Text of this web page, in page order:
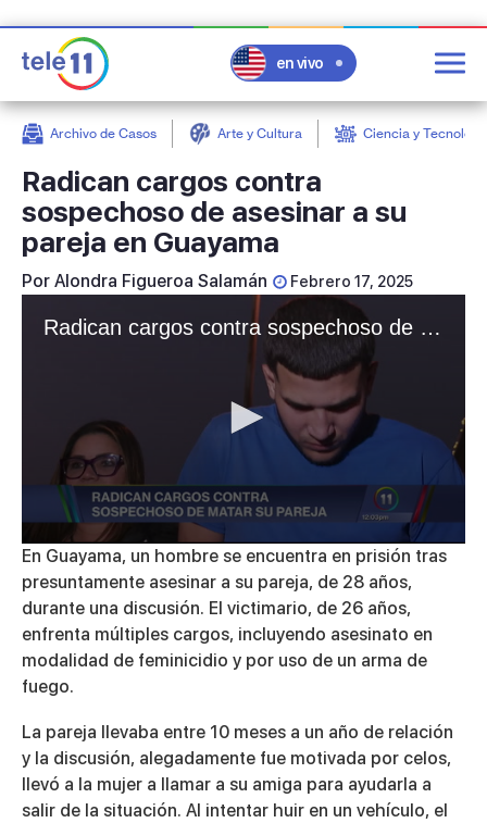
en vivo
Archivo de Casos Arte y Cultura Ciencia y
Radican cargos contra
sospechoso de asesinar a su
pareja en Guayama
Por Alondra Figueroa Salamán Febrero 17, 2025
Radican cargos contra sospechoso de asesinar a su pareja en Guayama
0
seconds
of
3
35
seconds
En Guayama, un hombre se encuentra en prisión tras
presuntamente asesinar a su pareja, de 28 años,
durante una discusión. El victimario, de 26 años,
enfrenta múltiples cargos, incluyendo asesinato en
modalidad de feminicidio y por uso de un arma de
fuego.
La pareja llevaba entre 10 meses a un año de relación
y la discusión, alegadamente fue motivada por celos,
llevó a la mujer a llamar a su amiga para ayudarla a
salir de la situación. Al intentar huir en un vehículo, el
post